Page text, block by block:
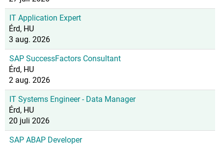
IT Application Expert
Érd, HU
3 aug. 2026
SAP SuccessFactors Consultant
Érd, HU
2 aug. 2026
IT Systems Engineer - Data Manager
Érd, HU
20 juli 2026
SAP ABAP Developer